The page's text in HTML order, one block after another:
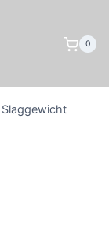
0
Slaggewicht